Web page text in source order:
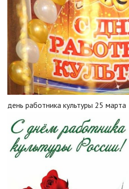
день работника культуры 25 марта